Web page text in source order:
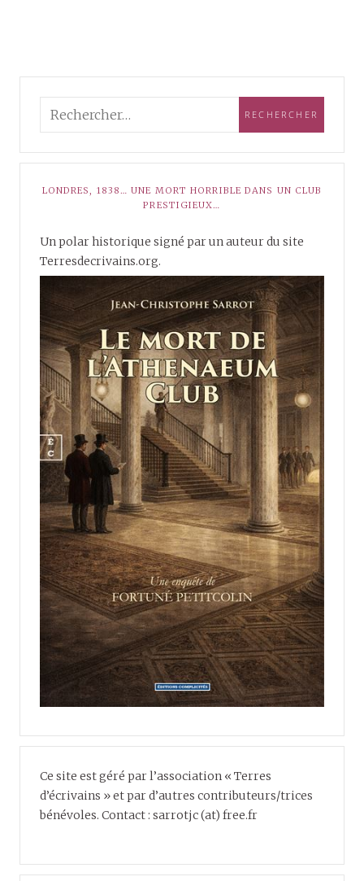
LONDRES, 1838… UNE MORT HORRIBLE DANS UN CLUB
PRESTIGIEUX…
Un polar historique signé par un auteur du site
Terresdecrivains.org.
Ce site est géré par l’association « Terres
d’écrivains » et par d’autres contributeurs/trices
bénévoles. Contact : sarrotjc (at) free.fr